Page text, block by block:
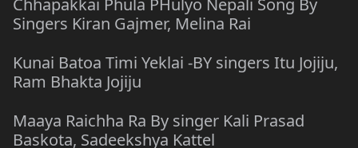
Singers Kiran Gajmer, Melina Rai
Kunai Batoa Timi Yeklai -BY singers Itu Jojiju,
Ram Bhakta Jojiju
Maaya Raichha Ra By singer Kali Prasad
Baskota, Sadeekshya Kattel